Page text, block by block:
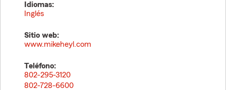
Idiomas:
Inglés
Sitio web:
www.mikeheyl.com
Teléfono:
802-295-3120
802-728-6600